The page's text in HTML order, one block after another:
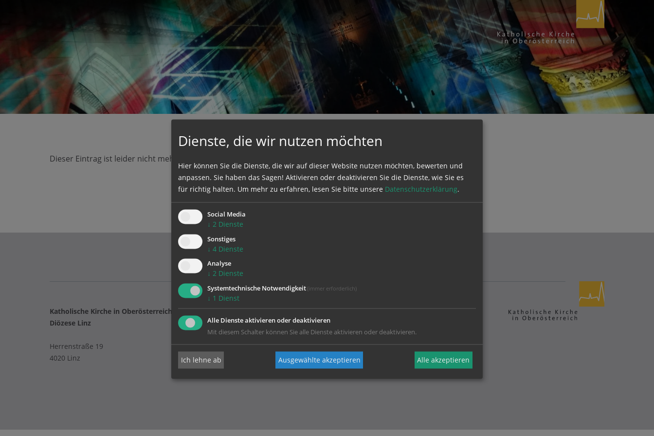
Seite durchsuchen nach ...
Barrierefreiheit Einstellungen
Schriftgröße
AAA
Kontrasteinstellungen
A A A A A
Dieser Eintrag ist leider nicht mehr vorhanden.
Katholische Kirche in Oberösterreich
Diözese Linz
Herrenstraße 19
4020 Linz
Ihr Kontakt zur
Diözese Linz
Dienste, die wir nutzen möchten
Hier können Sie die Dienste, die wir auf dieser Website nutzen möchten, bewerten und
anpassen. Sie haben das Sagen! Aktivieren oder deaktivieren Sie die Dienste, wie Sie es
für richtig halten. Um mehr zu erfahren, lesen Sie bitte unsere Datenschutzerklärung.
Social Media
↓ 2 Dienste
Sonstiges
↓ 4 Dienste
Analyse
↓ 2 Dienste
Systemtechnische Notwendigkeit (immer erforderlich)
↓ 1 Dienst
Alle Dienste aktivieren oder deaktivieren
Mit diesem Schalter können Sie alle Dienste aktivieren oder deaktivieren.
Ich lehne ab Ausgewählte akzeptieren Alle akzeptieren